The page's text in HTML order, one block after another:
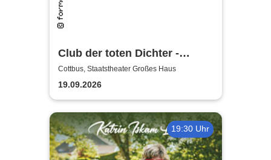
Club der toten Dichter -
Staatstheater Cottbus
Cottbus, Staatstheater Großes Haus
19.09.2026
19:30 Uhr